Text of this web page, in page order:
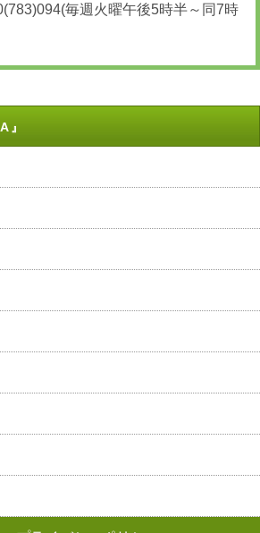
毎週火曜午後5時半～同7時
』